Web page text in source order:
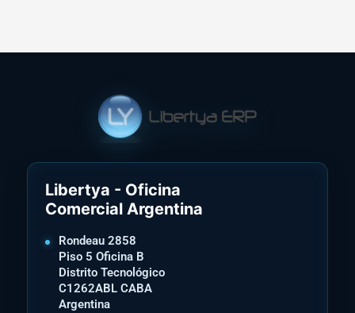
Libertya - Oficina
Comercial Argentina
Rondeau 2858
Piso 5 Oficina B
Distrito Tecnológico
C1262ABL CABA
Argentina